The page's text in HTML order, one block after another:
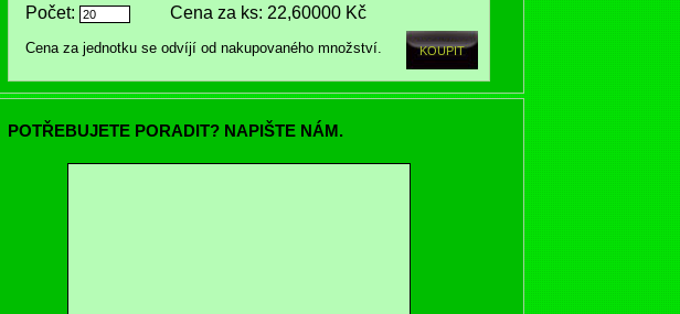
Počet: Cena za ks: 22,60000 Kč
Cena za jednotku se odvíjí od nakupovaného množství.
POTŘEBUJETE PORADIT? NAPIŠTE NÁM.